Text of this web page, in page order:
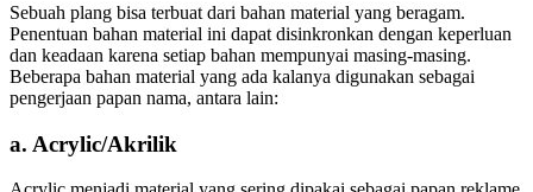
Sebuah plang bisa terbuat dari bahan material yang beragam.
Penentuan bahan material ini dapat disinkronkan dengan keperluan
dan keadaan karena setiap bahan mempunyai masing-masing.
Beberapa bahan material yang ada kalanya digunakan sebagai
pengerjaan papan nama, antara lain:
a. Acrylic/Akrilik